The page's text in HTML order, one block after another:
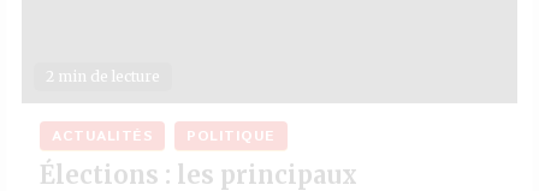
2 min de lecture
ACTUALITÉS POLITIQUE
Élections : les principaux